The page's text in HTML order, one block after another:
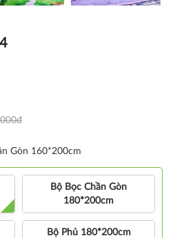
Gòn 160*200cm
Bộ Bọc Chần Gòn
180*200cm
Bộ Phủ 180*200cm